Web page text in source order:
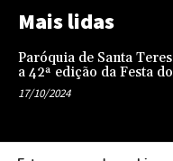
Mais lidas
Paróquia de Santa
a 42ª edição da Festa
17/10/2024